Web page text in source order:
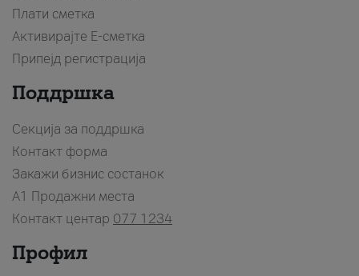
Плати сметка
Активирајте Е-сметка
Припејд регистрација
Поддршка
Секција за поддршка
Контакт форма
Закажи бизнис состанок
A1 Продажни места
Контакт центар 077 1234
Профил